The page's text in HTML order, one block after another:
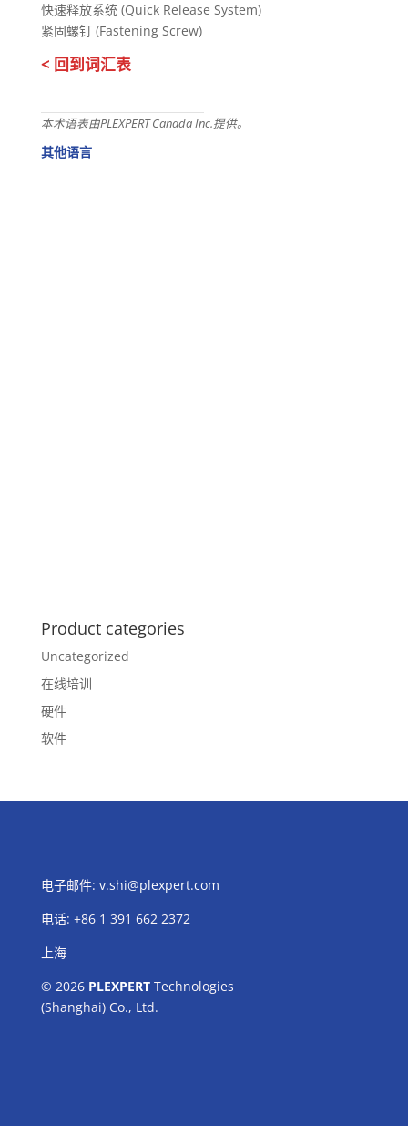
快速释放系统 (Quick Release System)
紧固螺钉 (Fastening Screw)
< 回到词汇表
本术语表由PLEXPERT Canada Inc.提供。
其他语言
Product categories
Uncategorized
在线培训
硬件
软件
电子邮件: v.shi@plexpert.com
电话: +86 1 391 662 2372
上海
© 2026 PLEXPERTTechnologies
(Shanghai) Co., Ltd.